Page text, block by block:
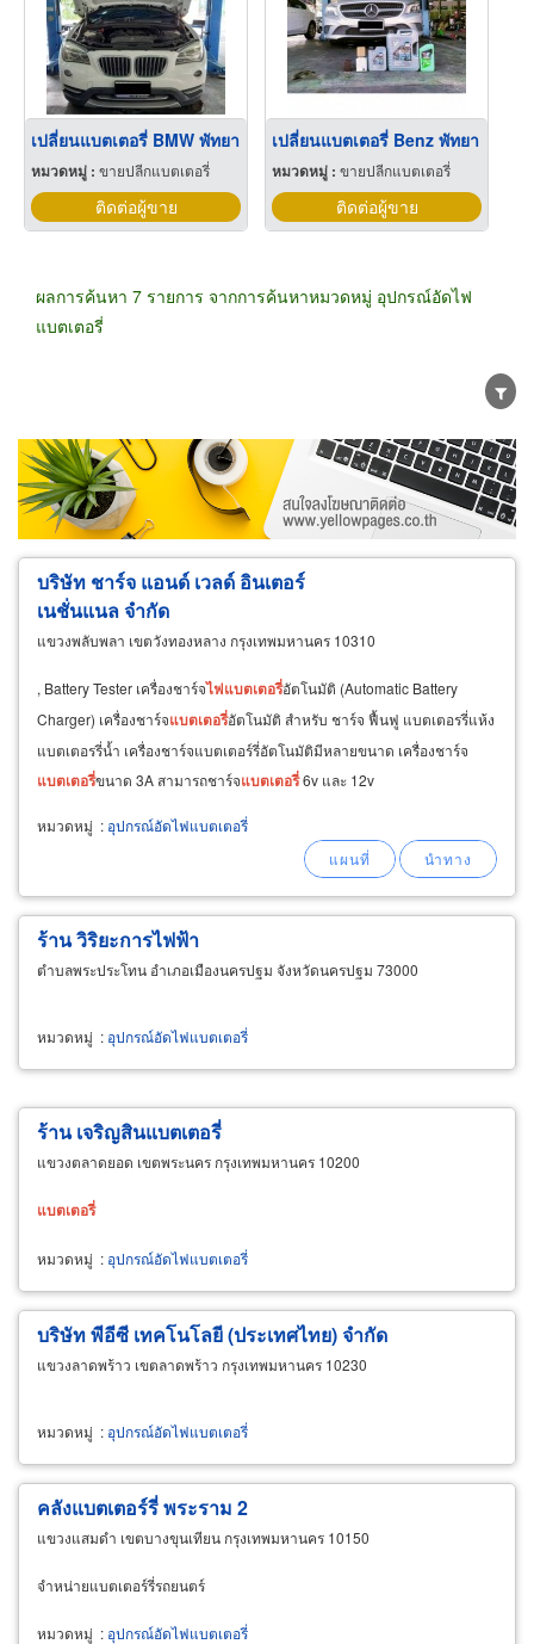
เปลี่ยนแบตเตอรี่ BMW พัทยา
หมวดหมู่ : ขายปลีกแบตเตอรี่
ติดต่อผู้ขาย
เปลี่ยนแบตเตอรี่ Benz พัทยา
หมวดหมู่ :ขายปลีกแบตเตอรี่
ติดต่อผู้ขาย
ผลการค้นหา 7 รายการ จากการค้นหาหมวดหมู่ อุปกรณ์อัดไฟ
แบตเตอรี่
ขายส่ง ขายปลีก ผู้ผลิต
ตัวแทนจัดจำหน่าย
ผู้ส่งออก/นำเข้า
ธุรกิจบริการ
บริษัท ชาร์จ แอนด์ เวลด์ อินเตอร์
เนชั่นแนล จำกัด
แขวงพลับพลา เขตวังทองหลาง กรุงเทพมหานคร 10310
, Battery Tester เครื่องชาร์จไฟแบตเตอรี่อัตโนมัติ (Automatic Battery
Charger) เครื่องชาร์จแบตเตอรี่อัตโนมัติ สำหรับ ชาร์จ ฟื้นฟู แบตเตอรรี่แห้ง
แบตเตอรรี่น้ำ เครื่องชาร์จแบตเตอร์รี่อัตโนมัติมีหลายขนาด เครื่องชาร์จ
แบตเตอรี่ขนาด 3A สามารถชาร์จแบตเตอรี่6v และ 12v
หมวดหมู่ : อุปกรณ์อัดไฟแบตเตอรี่
ร้าน วิริยะการไฟฟ้า
ตำบลพระประโทน อำเภอเมืองนครปฐม จังหวัดนครปฐม 73000
หมวดหมู่ : อุปกรณ์อัดไฟแบตเตอรี่
ร้าน เจริญสินแบตเตอรี่
แขวงตลาดยอด เขตพระนคร กรุงเทพมหานคร 10200
แบตเตอรี่
หมวดหมู่ : อุปกรณ์อัดไฟแบตเตอรี่
บริษัท พีอีซี เทคโนโลยี (ประเทศไทย) จำกัด
แขวงลาดพร้าว เขตลาดพร้าว กรุงเทพมหานคร 10230
หมวดหมู่ : อุปกรณ์อัดไฟแบตเตอรี่
คลังแบตเตอร์รี่ พระราม 2
แขวงแสมดำ เขตบางขุนเทียน กรุงเทพมหานคร 10150
จำหน่ายแบตเตอร์รี่รถยนตร์
หมวดหมู่ : อุปกรณ์อัดไฟแบตเตอรี่